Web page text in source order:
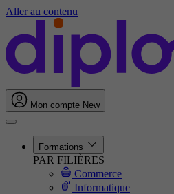
Aller au contenu
Mon compte New
Formations
PAR FILIÈRES
Commerce
Informatique